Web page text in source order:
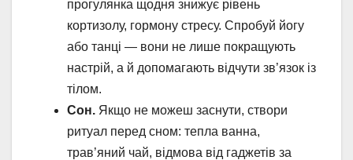
прогулянка щодня знижує рівень
кортизолу, гормону стресу. Спробуй йогу
або танці — вони не лише покращують
настрій, а й допомагають відчути зв’язок із
тілом.
Сон. Якщо не можеш заснути, створи
ритуал перед сном: тепла ванна,
трав’яний чай, відмова від гаджетів за